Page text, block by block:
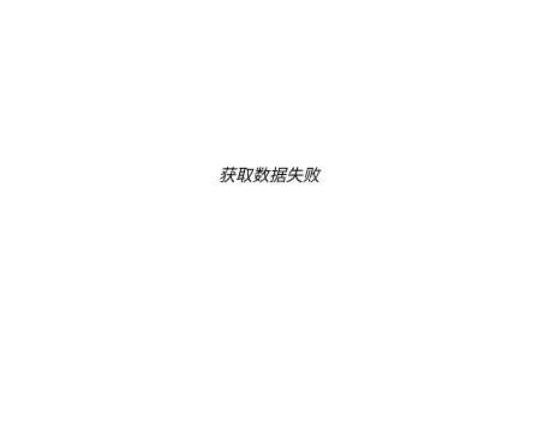
获取数据失败